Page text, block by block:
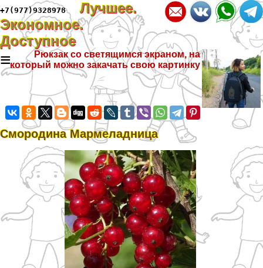
+7(977)9328978
Лучшее.
Экономное.
Доступное
≡
Рюкзак со светящимся экраном, на
который можно закачать свою картинку
Смородина Мармеладница